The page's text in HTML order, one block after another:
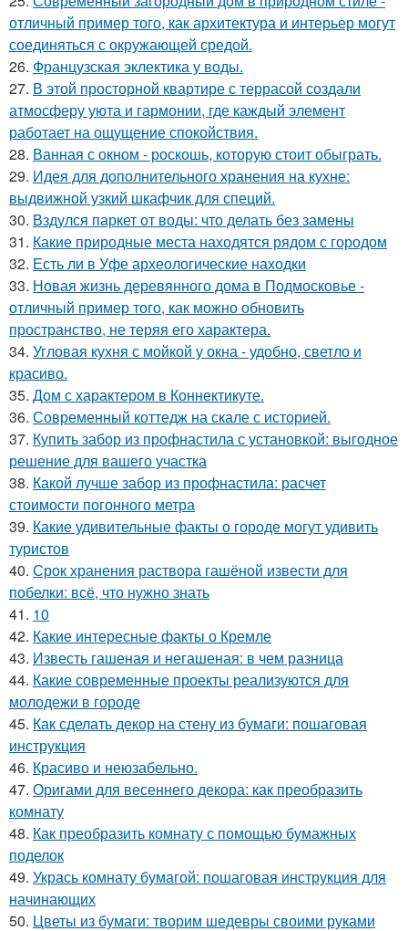
отличный пример того, как архитектура и интерьер могут
соединяться с окружающей средой.
26. Французская эклектика у воды.
27. В этой просторной квартире с террасой создали
атмосферу уюта и гармонии, где каждый элемент
работает на ощущение спокойствия.
28. Ванная с окном - роскошь, которую стоит обыграть.
29. Идея для дополнительного хранения на кухне:
выдвижной узкий шкафчик для специй.
30. Вздулся паркет от воды: что делать без замены
31. Какие природные места находятся рядом с городом
32. Есть ли в Уфе археологические находки
33. Новая жизнь деревянного дома в Подмосковье -
отличный пример того, как можно обновить
пространство, не теряя его характера.
34. Угловая кухня с мойкой у окна - удобно, светло и
красиво.
35. Дом с характером в Коннектикуте.
36. Современный коттедж на скале с историей.
37. Купить забор из профнастила с установкой: выгодное
решение для вашего участка
38. Какой лучше забор из профнастила: расчет
стоимости погонного метра
39. Какие удивительные факты о городе могут удивить
туристов
40. Срок хранения раствора гашёной извести для
побелки: всё, что нужно знать
41. 10
42. Какие интересные факты о Кремле
43. Известь гашеная и негашеная: в чем разница
44. Какие современные проекты реализуются для
молодежи в городе
45. Как сделать декор на стену из бумаги: пошаговая
инструкция
46. Красиво и неюзабельно.
47. Оригами для весеннего декора: как преобразить
комнату
48. Как преобразить комнату с помощью бумажных
поделок
49. Укрась комнату бумагой: пошаговая инструкция для
начинающих
50. Цветы из бумаги: творим шедевры своими руками